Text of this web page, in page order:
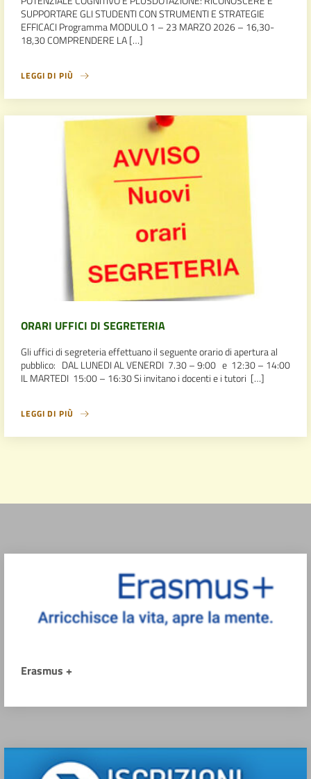
SUPPORTARE GLI STUDENTI CON STRUMENTI E STRATEGIE
EFFICACI Programma MODULO 1 – 23 MARZO 2026 – 16,30-
18,30 COMPRENDERE LA […]
LEGGI DI PIÙ
ORARI UFFICI DI SEGRETERIA
Gli uffici di segreteria effettuano il seguente orario di apertura al
pubblico: DAL LUNEDI AL VENERDI 7.30 – 9:00 e 12:30 – 14:00
IL MARTEDI 15:00 – 16:30 Si invitano i docenti e i tutori […]
LEGGI DI PIÙ
Erasmus +